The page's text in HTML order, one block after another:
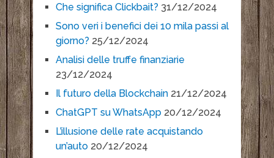
Che significa Clickbait? 31/12/2024
Sono veri i benefici dei 10 mila passi al
giorno? 25/12/2024
Analisi delle truffe finanziarie
23/12/2024
Il futuro della Blockchain 21/12/2024
ChatGPT su WhatsApp 20/12/2024
L’illusione delle rate acquistando
un’auto 20/12/2024